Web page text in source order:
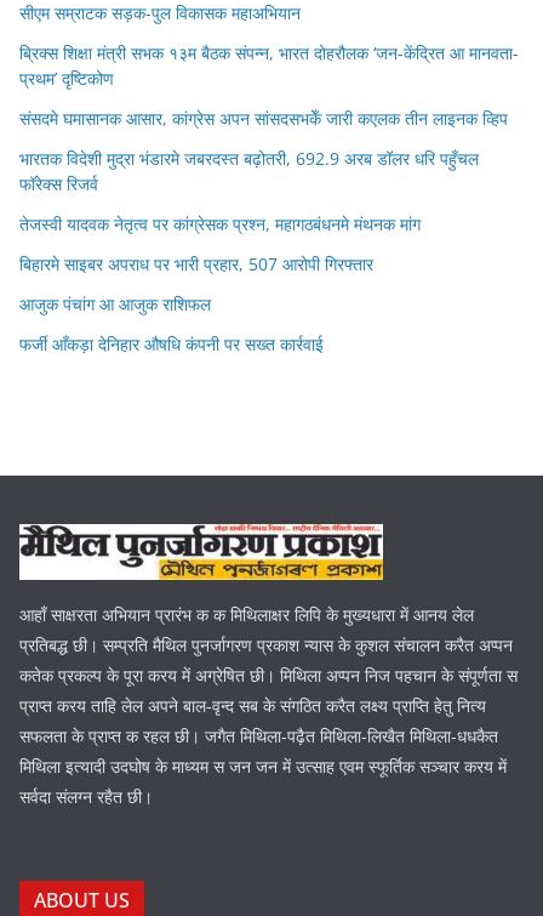
सीएम सम्राटक सड़क-पुल विकासक महाअभियान
ब्रिक्स शिक्षा मंत्री सभक १३म बैठक संपन्न, भारत दोहरौलक ‘जन-केंद्रित आ मानवता-
प्रथम’ दृष्टिकोण
संसदमे घमासानक आसार, कांग्रेस अपन सांसदसभकेँ जारी कएलक तीन लाइनक व्हिप
भारतक विदेशी मुद्रा भंडारमे जबरदस्त बढ़ोतरी, 692.9 अरब डॉलर धरि पहुँचल
फॉरेक्स रिजर्व
तेजस्वी यादवक नेतृत्व पर कांग्रेसक प्रश्न, महागठबंधनमे मंथनक मांग
बिहारमे साइबर अपराध पर भारी प्रहार, 507 आरोपी गिरफ्तार
आजुक पंचांग आ आजुक राशिफल
फर्जी आँकड़ा देनिहार औषधि कंपनी पर सख्त कार्रवाई
आहाँ साक्षरता अभियान प्रारंभ क क मिथिलाक्षर लिपि के मुख्यधारा में आनय लेल
प्रतिबद्ध छी। सम्प्रति मैथिल पुनर्जागरण प्रकाश न्यास के कुशल संचालन करैत अप्पन
कतेक प्रकल्प के पूरा करय में अग्रेषित छी। मिथिला अप्पन निज पहचान के संपूर्णता स
प्राप्त करय ताहि लेल अपने बाल-वृन्द सब के संगठित करैत लक्ष्य प्राप्ति हेतु नित्य
सफलता के प्राप्त क रहल छी। जगैत मिथिला-पढ़ैत मिथिला-लिखैत मिथिला-धधकैत
मिथिला इत्यादी उदघोष के माध्यम स जन जन में उत्साह एवम स्फूर्तिक सञ्चार करय में
सर्वदा संलग्न रहैत छी।
ABOUT US